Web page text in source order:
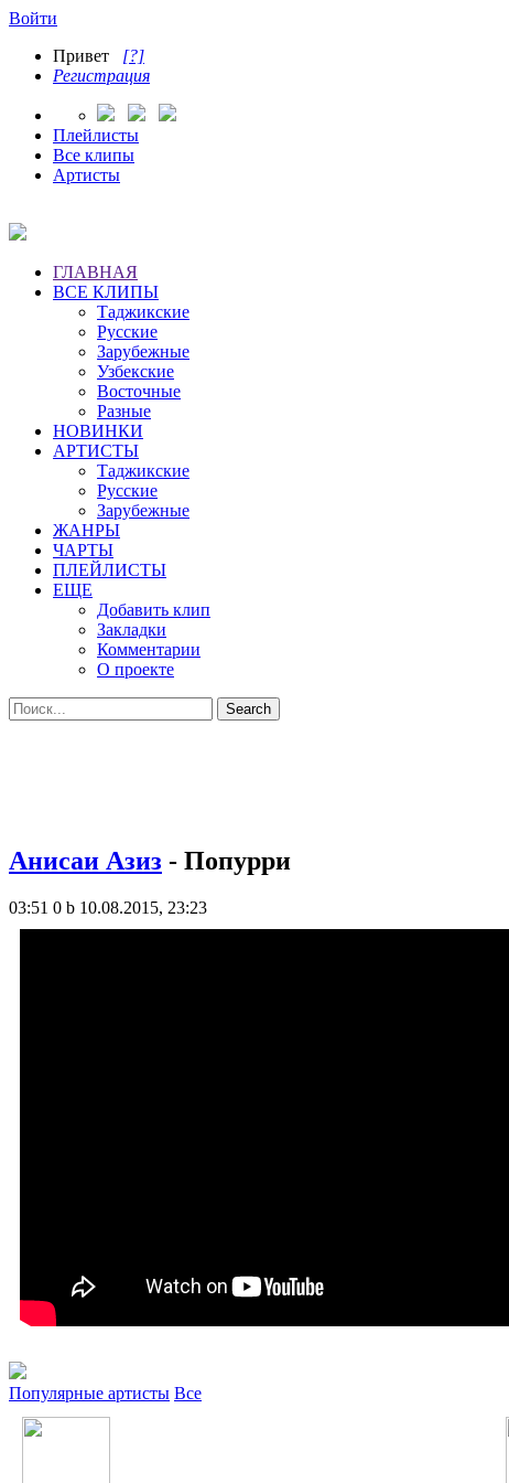
Войти
Привет [?]
Регистрация
Плейлисты
Все клипы
Артисты
ГЛАВНАЯ
ВСЕ КЛИПЫ
Таджикские
Русские
Зарубежные
Узбекские
Восточные
Разные
НОВИНКИ
АРТИСТЫ
Таджикские
Русские
Зарубежные
ЖАНРЫ
ЧАРТЫ
ПЛЕЙЛИСТЫ
ЕЩЕ
Добавить клип
Закладки
Комментарии
О проекте
Анисаи Азиз - Попурри
03:51 0 b 10.08.2015, 23:23
Популярные артисты Все